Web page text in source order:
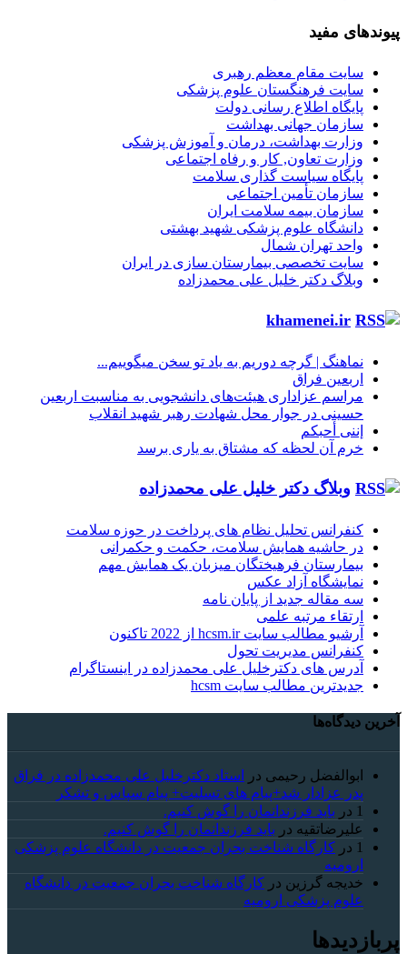
پیوندهای مفید
سایت مقام معظم رهبری
سایت فرهنگستان علوم پزشکی
پایگاه اطلاع رسانی دولت
سازمان جهانی بهداشت
وزارت بهداشت، درمان و آموزش پزشکی
وزارت تعاون, کار و رفاه اجتماعی
پایگاه سیاست گذاری سلامت
سازمان تأمین اجتماعی
سازمان بیمه سلامت ایران
دانشگاه علوم پزشکی شهید بهشتی
واحد تهران شمال
سایت تخصصی بیمارستان سازی در ایران
وبلاگ دکتر خلیل علی محمدزاده
khamenei.ir
نماهنگ |‌ گرچه دوریم به یاد تو سخن میگوییم...
اربعین فراق
مراسم عزاداری هیئت‌های دانشجویی به مناسبت اربعین
حسینی در جوار محل شهادت رهبر شهید انقلاب
إننی أحبکم
خرم آن لحظه که مشتاق به یاری برسد
وبلاگ دکتر خلیل علی محمدزاده
کنفرانس تحلیل نظام های پرداخت در حوزه سلامت
در حاشیه همایش سلامت، حکمت و حکمرانی
بیمارستان فرهیختگان میزبان یک همایش مهم
نمایشگاه آزاد عکس
سه مقاله جدید از پایان نامه
ارتقاء مرتبه علمی
آرشیو مطالب سایت hcsm.ir از 2022 تاکنون
کنفرانس مدیریت تحول
آدرس های دکترخلیل علی محمدزاده در اینستاگرام
جدیدترین مطالب سایت hcsm
آخرین دیدگاه‌ها
ابوالفضل رحیمی در
استاد دکترخلیل علی محمدزاده در فراق
پدر عزادار شد+پیام های تسلیت+ پیام سپاس و تشکر
1 در باید فرزندانمان را گوش کنیم.
علیرضاتقیه در باید فرزندانمان را گوش کنیم.
1 در کارگاه شناخت بحران جمعیت در دانشگاه علوم پزشکی
ارومیه
خديجه گرزین در کارگاه شناخت بحران جمعیت در دانشگاه
علوم پزشکی ارومیه
پربازدیدها